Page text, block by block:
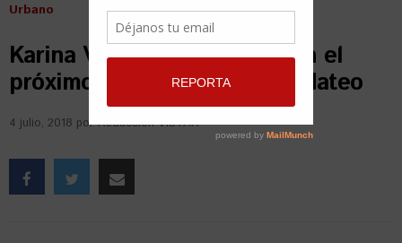
Urbano
Karina Valero será modelo en el
próximo video de Abraham Mateo
4 julio, 2018 porRedacción VISTAR